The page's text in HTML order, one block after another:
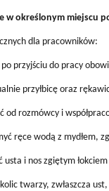
w określonym miejscu
dla pracowników:
przyjściu do pracy
przyłbicę oraz
od rozmówcy i
ręce wodą z mydłem,
usta i nos zgiętym
twarzy, zwłaszcza